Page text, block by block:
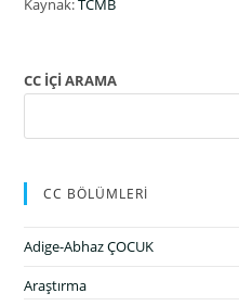
CC İÇİ ARAMA
CC BÖLÜMLERİ
Adige-Abhaz ÇOCUK
Araştırma